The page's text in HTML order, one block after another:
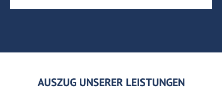
AUSZUG UNSERER LEISTUNGEN